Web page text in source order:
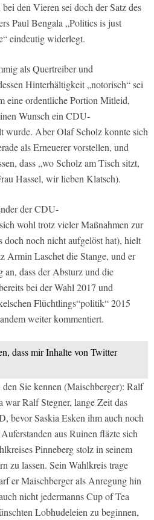
den Vieren sei doch der Satz des
Paul Bengala „Politics is just
eindeutig widerlegt.
als Quertreiber und
Hinterhältigkeit „notorisch“ sei
eine ordentliche Portion Mitleid,
Wunsch ein CDU-
wurde. Aber Olaf Scholz konnte sich
als Erneuerer vorstellen, und
dass „wo Scholz am Tisch sitzt,
Hassel, wir lieben Klatsch).
der CDU-
wohl trotz vieler Maßnahmen zur
doch noch nicht aufgelöst hat), hielt
Armin Laschet die Stange, und er
an, dass der Absturz und die
bei der Wahl 2017 und
Flüchtlings“politik“ 2015
weiter kommentiert.
dass mir Inhalte von Twitter
Sie kennen (Maischberger): Ralf
war Ralf Stegner, lange Zeit das
bevor Saskia Esken ihm auch noch
aus Ruinen fläzte sich
Pinneberg stolz in seinem
zu lassen. Sein Wahlkreis trage
er Maischberger als Anregung hin
nicht jedermanns Cup of Tea
Lobhudeleien zu beginnen,